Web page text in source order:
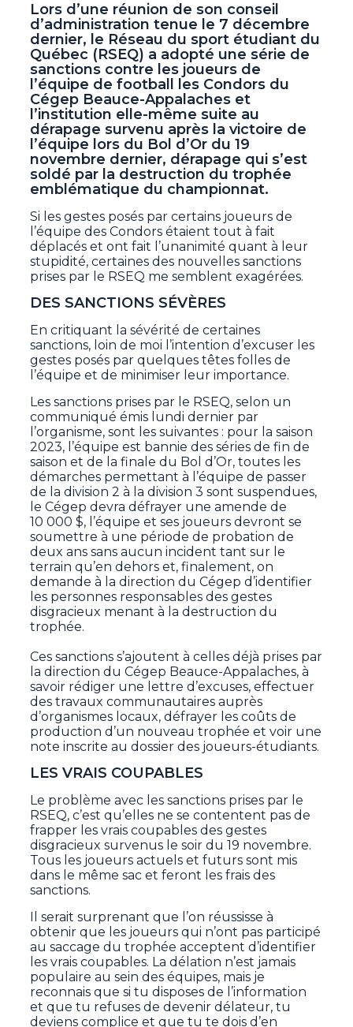
Lors d’une réunion de son conseil
d’administration tenue le 7 décembre
dernier, le Réseau du sport étudiant du
Québec (RSEQ) a adopté une série de
sanctions contre les joueurs de
l’équipe de football les Condors du
Cégep Beauce-Appalaches et
l’institution elle-même suite au
dérapage survenu après la victoire de
l’équipe lors du Bol d’Or du 19
novembre dernier, dérapage qui s’est
soldé par la destruction du trophée
emblématique du championnat.
Si les gestes posés par certains joueurs de
l’équipe des Condors étaient tout à fait
déplacés et ont fait l’unanimité quant à leur
stupidité, certaines des nouvelles sanctions
prises par le RSEQ me semblent exagérées.
DES SANCTIONS SÉVÈRES
En critiquant la sévérité de certaines
sanctions, loin de moi l’intention d’excuser les
gestes posés par quelques têtes folles de
l’équipe et de minimiser leur importance.
Les sanctions prises par le RSEQ, selon un
communiqué émis lundi dernier par
l’organisme, sont les suivantes : pour la saison
2023, l’équipe est bannie des séries de fin de
saison et de la finale du Bol d’Or, toutes les
démarches permettant à l’équipe de passer
de la division 2 à la division 3 sont suspendues,
le Cégep devra défrayer une amende de
10 000 $, l’équipe et ses joueurs devront se
soumettre à une période de probation de
deux ans sans aucun incident tant sur le
terrain qu’en dehors et, finalement, on
demande à la direction du Cégep d’identifier
les personnes responsables des gestes
disgracieux menant à la destruction du
trophée.
Ces sanctions s’ajoutent à celles déjà prises par
la direction du Cégep Beauce-Appalaches, à
savoir rédiger une lettre d’excuses, effectuer
des travaux communautaires auprès
d’organismes locaux, défrayer les coûts de
production d’un nouveau trophée et voir une
note inscrite au dossier des joueurs-étudiants.
LES VRAIS COUPABLES
Le problème avec les sanctions prises par le
RSEQ, c’est qu’elles ne se contentent pas de
frapper les vrais coupables des gestes
disgracieux survenus le soir du 19 novembre.
Tous les joueurs actuels et futurs sont mis
dans le même sac et feront les frais des
sanctions.
Il serait surprenant que l’on réussisse à
obtenir que les joueurs qui n’ont pas participé
au saccage du trophée acceptent d’identifier
les vrais coupables. La délation n’est jamais
populaire au sein des équipes, mais je
reconnais que si tu disposes de l’information
et que tu refuses de devenir délateur, tu
deviens complice et que tu te dois d’en